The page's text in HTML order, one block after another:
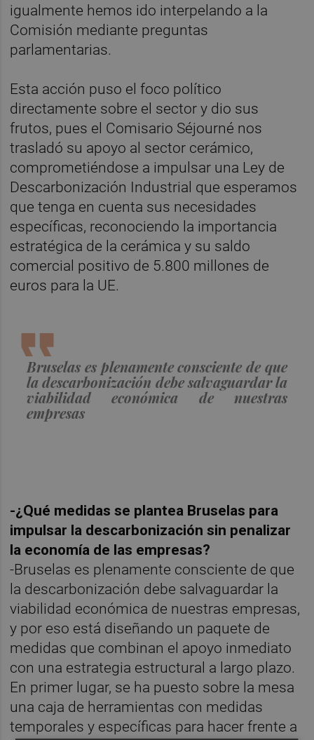
igualmente hemos ido interpelando a la
Comisión mediante preguntas
parlamentarias.
Esta acción puso el foco político
directamente sobre el sector y dio sus
frutos, pues el Comisario Séjourné nos
trasladó su apoyo al sector cerámico,
comprometiéndose a impulsar una Ley de
Descarbonización Industrial que esperamos
que tenga en cuenta sus necesidades
específicas, reconociendo la importancia
estratégica de la cerámica y su saldo
comercial positivo de 5.800 millones de
euros para la UE.
Bruselas es plenamente consciente de que
la descarbonización debe salvaguardar la
viabilidad económica de nuestras
empresas
-¿Qué medidas se plantea Bruselas para
impulsar la descarbonización sin penalizar
la economía de las empresas?
-Bruselas es plenamente consciente de que
la descarbonización debe salvaguardar la
viabilidad económica de nuestras empresas,
y por eso está diseñando un paquete de
medidas que combinan el apoyo inmediato
con una estrategia estructural a largo plazo.
En primer lugar, se ha puesto sobre la mesa
una caja de herramientas con medidas
temporales y específicas para hacer frente a